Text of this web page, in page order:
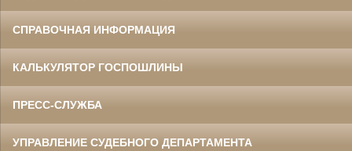
СПРАВОЧНАЯ ИНФОРМАЦИЯ
КАЛЬКУЛЯТОР ГОСПОШЛИНЫ
ПРЕСС-СЛУЖБА
УПРАВЛЕНИЕ СУДЕБНОГО ДЕПАРТАМЕНТА